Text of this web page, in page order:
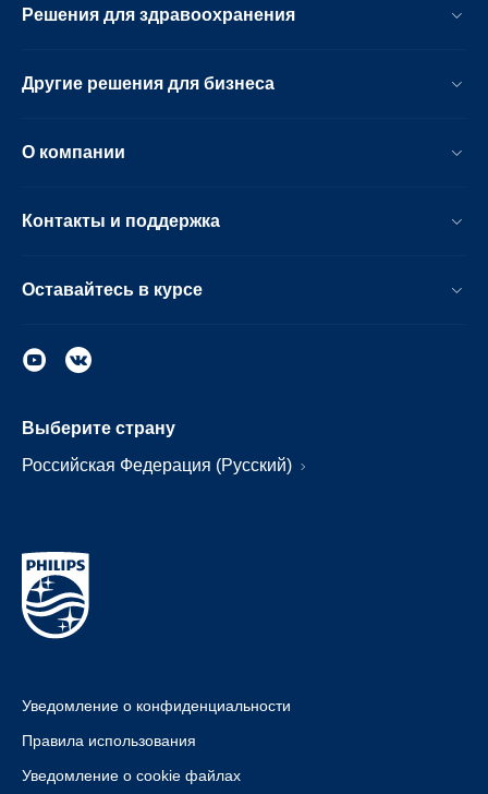
Решения для здравоохранения
Другие решения для бизнеса
О компании
Контакты и поддержка
Оставайтесь в курсе
Выберите страну
Российская Федерация (Русский)
Уведомление о конфиденциальности
Правила использования
Уведомление о cookie файлах